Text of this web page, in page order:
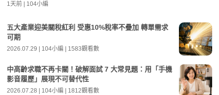
1天前 | 104小編
五大產業迎美關稅紅利 受惠10%稅率不疊加 轉單需求
可期
2026.07.29 | 104小編 | 1583觀看數
中高齡求職不再卡關！破解面試 7 大常見題：用「手機
影音履歷」展現不可替代性
2026.07.28 | 104小編 | 1812觀看數